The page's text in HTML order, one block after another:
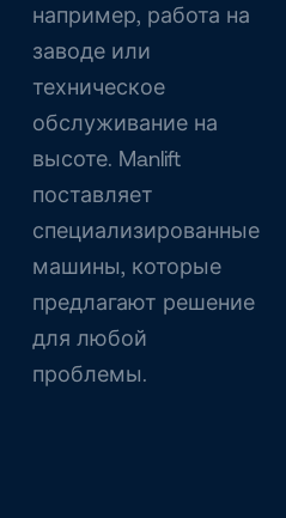
например, работа на
заводе или
техническое
обслуживание на
высоте. Manlift
поставляет
специализированные
машины, которые
предлагают решение
для любой
проблемы.